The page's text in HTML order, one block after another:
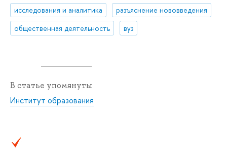
исследования и аналитика
разъяснение нововведения
общественная деятельность
вуз
В статье упомянуты
Институт образования